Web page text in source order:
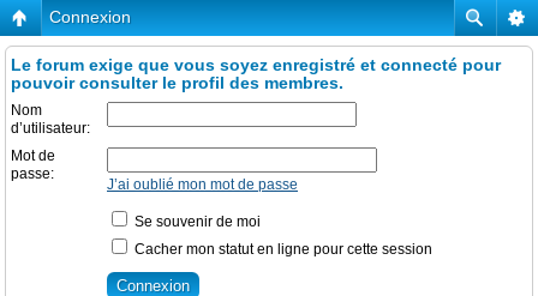
Connexion
Le forum exige que vous soyez enregistré et connecté pour
pouvoir consulter le profil des membres.
Nom
d’utilisateur:
Mot de
passe:
J’ai oublié mon mot de passe
Se souvenir de moi
Cacher mon statut en ligne pour cette session